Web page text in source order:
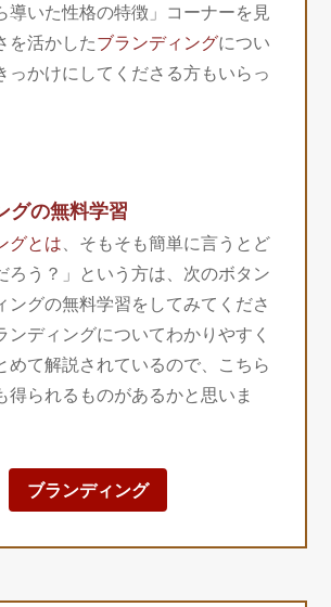
導いた性格の特徴」コーナーを見
を活かしたブランディングについ
っかけにしてくださる方もいらっ
グの無料学習
グとは、そもそも簡単に言うとど
ろう？」という方は、次のボタン
ングの無料学習をしてみてくださ
ンディングについてわかりやすく
めて解説されているので、こちら
得られるものがあるかと思いま
ブランディング